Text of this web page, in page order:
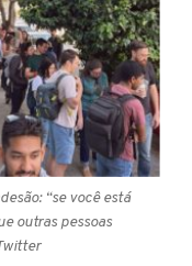
“se você está
outras pessoas